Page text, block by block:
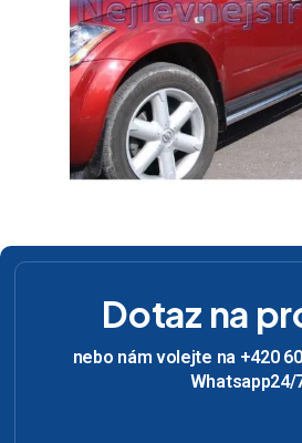
Dotaz na
nebo nám volejte na +420
Whatsapp24/